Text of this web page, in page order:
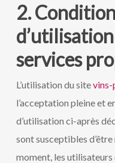
2.
services
L’utilisation du sitevins-
l’acceptation pleine et
d’utilisation ci-après
sont susceptibles
moment, les utilisateurs